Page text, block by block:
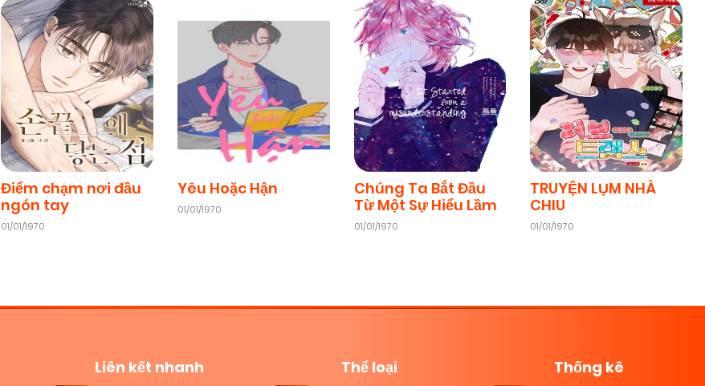
Điểm chạm nơi đầu
ngón tay
01/01/1970
Yêu Hoặc Hận
01/01/1970
Chúng Ta Bắt Đầu
Từ Một Sự Hiểu Lầm
01/01/1970
TRUYỆN LỤM NHÀ
CHIU
01/01/1970
Liên kết nhanh Thể loại Thống kê